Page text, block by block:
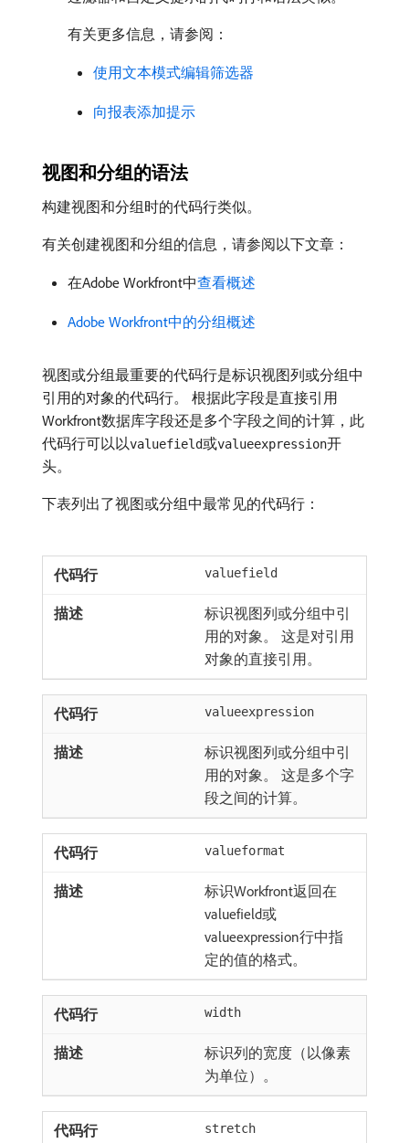
有关更多信息，请参阅：
使用文本模式编辑筛选器
向报表添加提示
视图和分组的语法
构建视图和分组时的代码行类似。
有关创建视图和分组的信息，请参阅以下文章：
在Adobe Workfront中查看概述
Adobe Workfront中的分组概述
视图或分组最重要的代码行是标识视图列或分组中
引用的对象的代码行。 根据此字段是直接引用
Workfront数据库字段还是多个字段之间的计算，此
代码行可以以valuefield或valueexpression开
头。
下表列出了视图或分组中最常见的代码行：
valuefield
标识视图列或分组中引
用的对象。 这是对引用
对象的直接引用。
valueexpression
标识视图列或分组中引
用的对象。 这是多个字
段之间的计算。
valueformat
标识Workfront返回在
valuefield或
valueexpression行中指
定的值的格式。
width
标识列的宽度（以像素
为单位）。
stretch